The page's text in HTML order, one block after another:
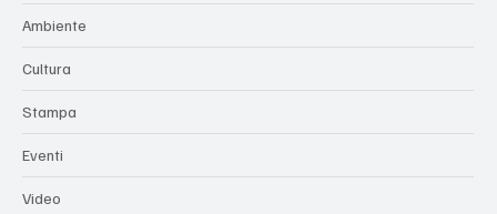
Ambiente
Cultura
Stampa
Eventi
Video